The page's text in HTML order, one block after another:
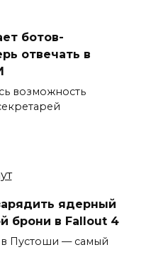
ботов-
отвечать в
возможность
ядерный
брони в Fallout 4
в Пустоши — самый